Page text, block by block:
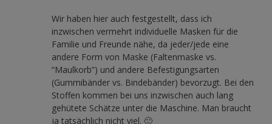
Wir haben hier auch festgestellt, dass ich
inzwischen vermehrt individuelle Masken für die
Familie und Freunde nähe, da jeder/jede eine
andere Form von Maske (Faltenmaske vs.
“Maulkorb”) und andere Befestigungsarten
(Gummibänder vs. Bindebänder) bevorzugt. Bei den
Stoffen kommen bei uns inzwischen auch lang
gehütete Schätze unter die Maschine. Man braucht
ja tatsächlich nicht viel. 🙂